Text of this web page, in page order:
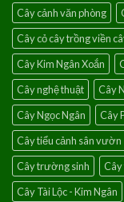
Cây cảnh văn phòng
Cây cỏ cây trồng viền
Cây Kim Ngân Xoắn
Cây nghệ thuật
Cây
Cây Ngọc Ngân
Cây
Cây tiểu cảnh sân vườn
Cây trường sinh
Cây
Cây Tài Lộc - Kim Ngân